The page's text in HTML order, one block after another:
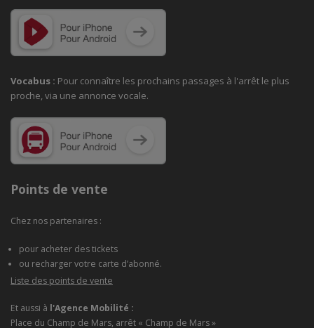
Vocabus : Pour connaître les prochains passages à l'arrêt le plus
proche, via une annonce vocale.
Points de vente
Chez nos partenaires :
pour acheter des tickets
ou recharger votre carte d’abonné.
Liste des points de vente
Et aussi à l'Agence Mobilité :
Place du Champ de Mars, arrêt « Champ de Mars »